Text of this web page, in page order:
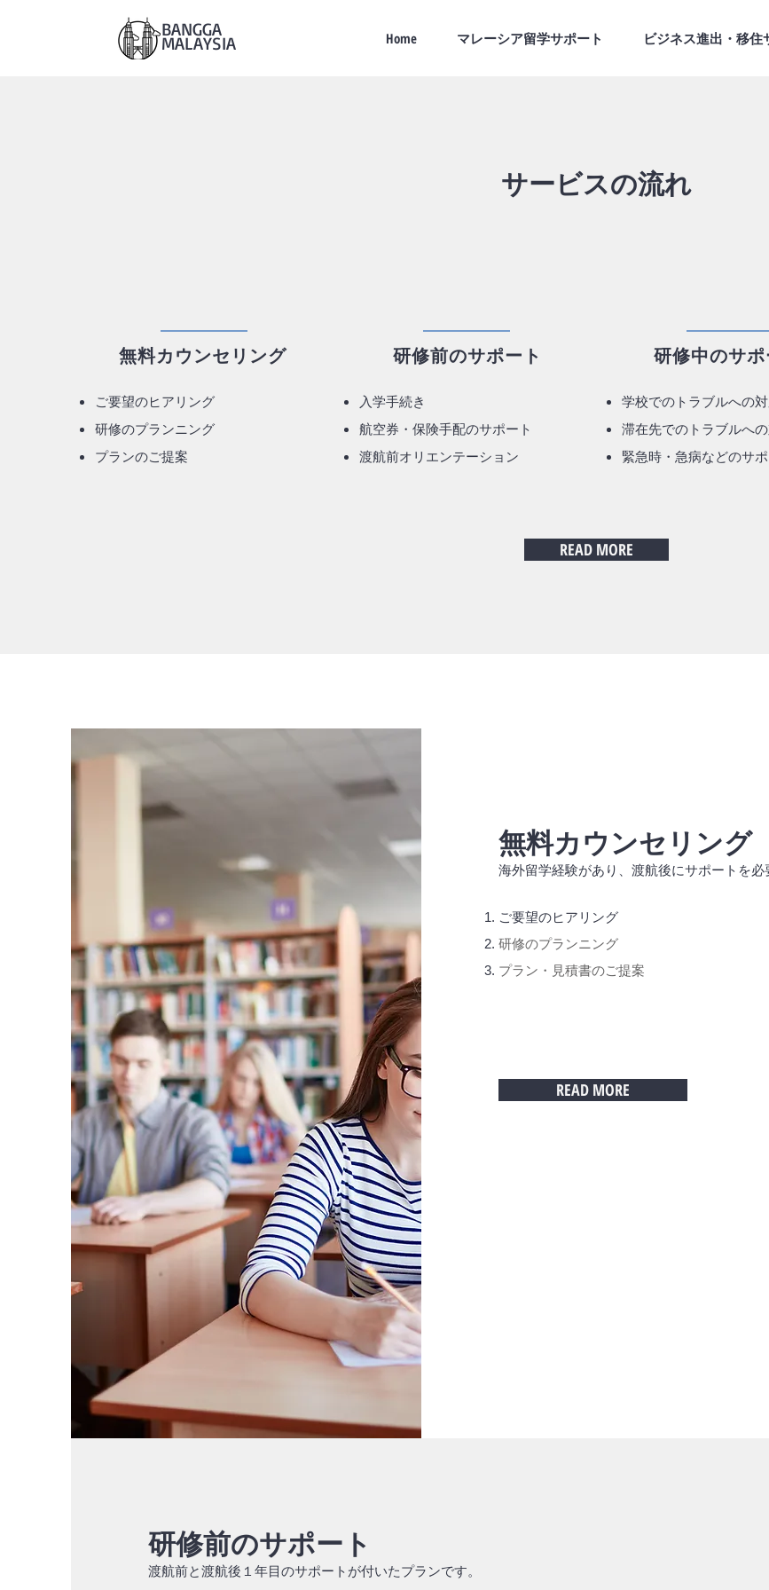
BANGGA
MALAYSIA Home マレーシア留学サポート ビジネス進出・移住
サービスの流れ
READ MORE
無料カウンセリング
ご要望のヒアリング
研修のプランニング
​プランのご提案
​研修前のサポート
入学手続き
航空券・保険手配のサポート
​渡航前オリエンテーション
研修中のサポ
学校でのトラブルへの
滞在先でのトラブルへ
緊急時・急病などのサポ
無料カウンセリング
海外留学経験があり、渡航後にサポートを必
ご要望のヒアリング
研修のプランニング​​
​プラン・見積書のご提案
READ MORE
研修前のサポート
渡航前と渡航後１年目のサポートが付いたプランです。